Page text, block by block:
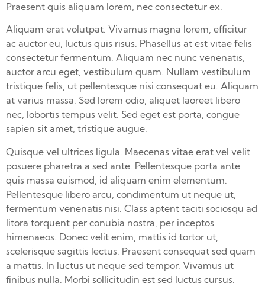
Praesent quis aliquam lorem, nec consectetur ex.
Aliquam erat volutpat. Vivamus magna lorem, efficitur
ac auctor eu, luctus quis risus. Phasellus at est vitae felis
consectetur fermentum. Aliquam nec nunc venenatis,
auctor arcu eget, vestibulum quam. Nullam vestibulum
tristique felis, ut pellentesque nisi consequat eu. Aliquam
at varius massa. Sed lorem odio, aliquet laoreet libero
nec, lobortis tempus velit. Sed eget est porta, congue
sapien sit amet, tristique augue.
Quisque vel ultrices ligula. Maecenas vitae erat vel velit
posuere pharetra a sed ante. Pellentesque porta ante
quis massa euismod, id aliquam enim elementum.
Pellentesque libero arcu, condimentum ut neque ut,
fermentum venenatis nisi. Class aptent taciti sociosqu ad
litora torquent per conubia nostra, per inceptos
himenaeos. Donec velit enim, mattis id tortor ut,
scelerisque sagittis lectus. Praesent consequat sed quam
a mattis. In luctus ut neque sed tempor. Vivamus ut
finibus nulla. Morbi sollicitudin est sed luctus cursus.